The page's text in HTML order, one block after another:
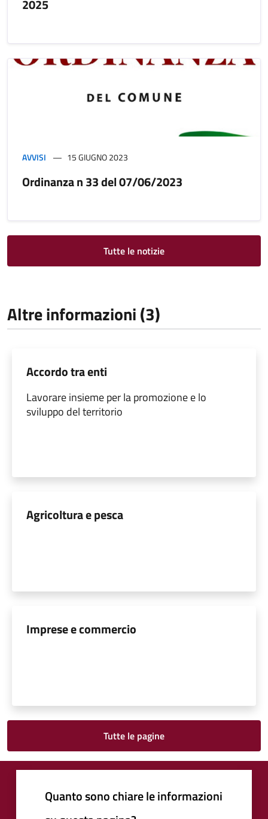
2025
AVVISI 15 GIUGNO 2023
Ordinanza n 33 del 07/06/2023
Tutte le notizie
Altre informazioni (3)
Accordo tra enti
Lavorare insieme per la promozione e lo
sviluppo del territorio
Agricoltura e pesca
Imprese e commercio
Tutte le pagine
Quanto sono chiare le informazioni